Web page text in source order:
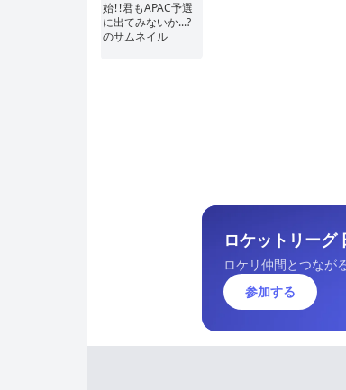
ロケットリーグ
ロケリ仲間とつなが
参加する